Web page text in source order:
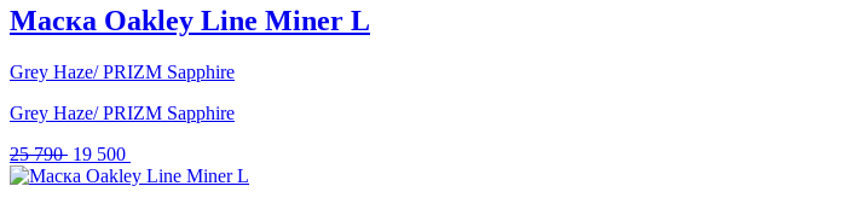
900 .
500 .
Маска Oakley Line Miner L
Grey Haze/ PRIZM Sapphire
Grey Haze/ PRIZM Sapphire
25 790 Первоначальная
цена
19 500
цена: